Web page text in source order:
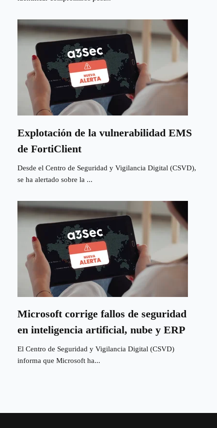
Explotación de la vulnerabilidad EMS
de FortiClient
Desde el Centro de Seguridad y Vigilancia Digital (CSVD),
se ha alertado sobre la ...
Microsoft corrige fallos de seguridad
en inteligencia artificial, nube y ERP
El Centro de Seguridad y Vigilancia Digital (CSVD)
informa que Microsoft ha...